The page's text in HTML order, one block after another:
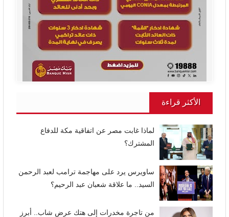
الأكثر قراءة
لماذا غابت مصر عن اتفاقية مكة للدفاع
المشترك؟
ساويرس يرد على مهاجمة ترامب لعبد الرحمن
السيد.. ما علاقة شعبان عبد الرحيم؟
من تاجرة مخدرات إلى هتك عرض شاب.. أبرز